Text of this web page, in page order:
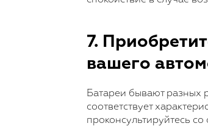
7.
вашего
Батареи бывают разных
соответствует
проконсультируйтесь